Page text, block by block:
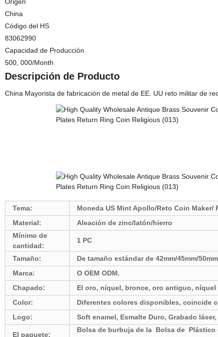
China
Código del HS
83062990
Capacidad de Producción
500, 000/Month
Descripción de Producto
China Mayorista de fabricación de metal de EE. UU reto militar de
Tema:
Moneda US Mint Apollo/Reto Coin
Material:
Aleación de zinc/latón/hierro
Mínimo de
cantidad:
1 PC
Tamaño:
De tamaño estándar de 42mm/45mm/
Marca:
O OEM ODM.
Chapado:
El oro, níquel, bronce, oro antiguo,
Color:
Diferentes colores disponibles, coincide
Logo:
Soft enamel, Esmalte Duro, Grabado
El paquete:
Bolsa de burbuja de la Bolsa de Plástico